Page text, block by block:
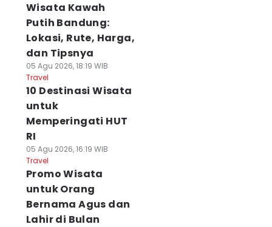
Wisata Kawah
Putih Bandung:
Lokasi, Rute, Harga,
dan Tipsnya
05 Agu 2026, 18:19 WIB
Travel
10 Destinasi Wisata
untuk
Memperingati HUT
RI
05 Agu 2026, 16:19 WIB
Travel
Promo Wisata
untuk Orang
Bernama Agus dan
Lahir di Bulan